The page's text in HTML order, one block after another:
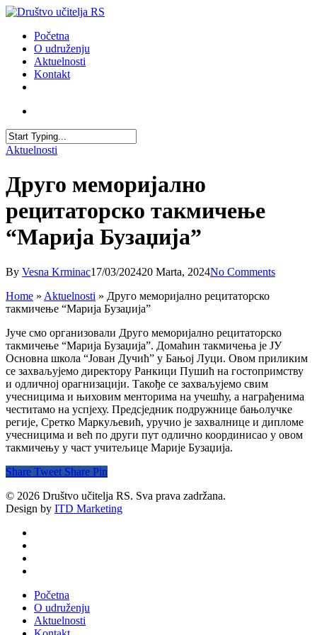
Skip
main
content
account
Menu
Početna
O udruženju
Aktuelnosti
Kontakt
Close
Aktuelnosti
Друго меморијално
рецитаторско такмичење
“Марија Бузаџија”
By Vesna Krminac17/03/202420 Marta, 2024No Comments
Home » Aktuelnosti » Друго меморијално рецитаторско
такмичење “Марија Бузаџија”
Јуче смо организовали Друго меморијално рецитаторско
такмичење “Марија Бузаџија”. Домаћин такмичења је ЈУ
Основна школа “Јован Дучић” у Бањој Луци. Овом приликим
се захваљујемо директору Ранкици Пушић на гостопримству
и одличној орагнизацији. Такође се захваљујемо свим
учесницима и њиховим менторима на учешћу, а награђенима
честитамо на успјеху. Предсједник подружнице бањолучке
регије, Сретко Маркуљевић, уручио је захвалнице и дипломе
учесницима и већ по други пут одлично координисао у овом
такмичењу у част учитељице Марије Бузаџија.
Share Tweet Share Pin
© 2026 Društvo učitelja RS. Sva prava zadržana.
Design by ITD Marketing
Close
Menu
Početna
O udruženju
Aktuelnosti